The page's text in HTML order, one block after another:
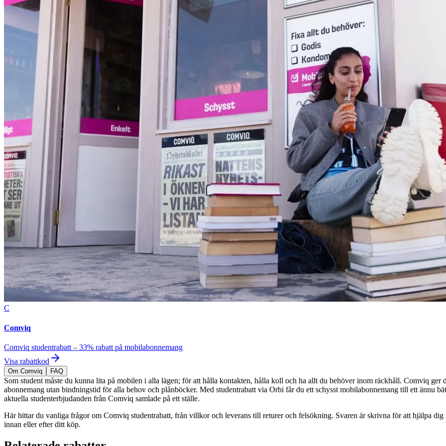
C
Comviq
Comviq studentrabatt – 33% rabatt på mobilabonnemang
Visa rabattkod
Om Comviq FAQ
Som student måste du kunna lita på mobilen i alla lägen; för att hålla kontakten, hålla koll och ha allt du behöver inom räckhåll. Comviq
abonnemang utan bindningstid för alla behov och plånböcker. Med studentrabatt via Orbi får du ett schysst mobilabonnemang till ett ännu
aktuella studenterbjudanden från Comviq samlade på ett ställe.
Här hittar du vanliga frågor om Comviq studentrabatt, från villkor och leverans till returer och felsökning. Svaren är skrivna för att hjälpa dig
innan eller efter ditt köp.